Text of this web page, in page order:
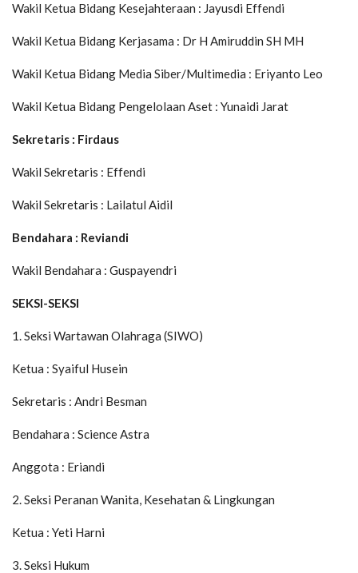
Wakil Ketua Bidang Kesejahteraan : Jayusdi Effendi
Wakil Ketua Bidang Kerjasama : Dr H Amiruddin SH MH
Wakil Ketua Bidang Media Siber/Multimedia : Eriyanto Leo
Wakil Ketua Bidang Pengelolaan Aset : Yunaidi Jarat
Sekretaris : Firdaus
Wakil Sekretaris : Effendi
Wakil Sekretaris : Lailatul Aidil
Bendahara : Reviandi
Wakil Bendahara : Guspayendri
SEKSI-SEKSI
1. Seksi Wartawan Olahraga (SIWO)
Ketua : Syaiful Husein
Sekretaris : Andri Besman
Bendahara : Science Astra
Anggota : Eriandi
2. Seksi Peranan Wanita, Kesehatan & Lingkungan
Ketua : Yeti Harni
3. Seksi Hukum